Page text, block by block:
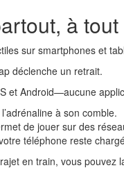
à
sur smartphones et
déclenche un retrait.
et Android—aucune
à son comble.
de jouer sur des
téléphone reste
en train, vous pouvez